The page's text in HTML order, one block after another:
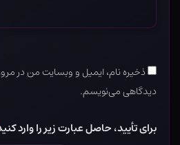
ذخیره نام، ایمیل و وبسایت من در
دیدگاهی می‌نویسم.
برای تأیید، حاصل عبارت زیر را وارد